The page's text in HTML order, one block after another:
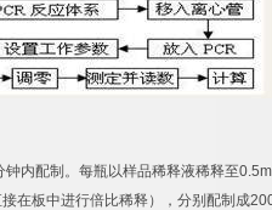
钟内配制。每瓶以样品稀释液稀释至0.5ml
在板中进行倍比稀释），分别配制成